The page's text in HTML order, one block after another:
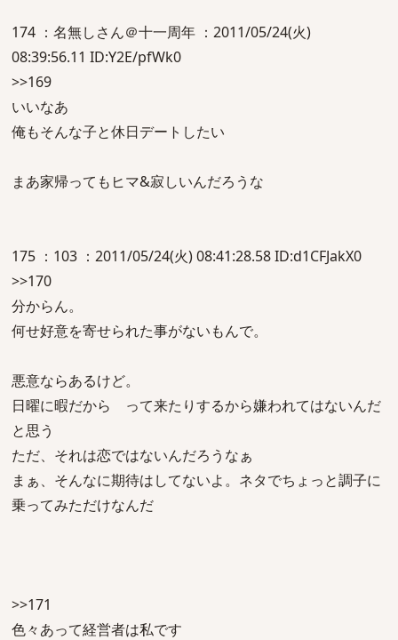
174 ：名無しさん＠十一周年 ：2011/05/24(火)
08:39:56.11 ID:Y2E/pfWk0
>>169
いいなあ
俺もそんな子と休日デートしたい
まあ家帰ってもヒマ&寂しいんだろうな
175 ：103 ：2011/05/24(火) 08:41:28.58 ID:d1CFJakX0
>>170
分からん。
何せ好意を寄せられた事がないもんで。
悪意ならあるけど。
日曜に暇だから って来たりするから嫌われてはないんだ
と思う
ただ、それは恋ではないんだろうなぁ
まぁ、そんなに期待はしてないよ。ネタでちょっと調子に
乗ってみただけなんだ
>>171
色々あって経営者は私です